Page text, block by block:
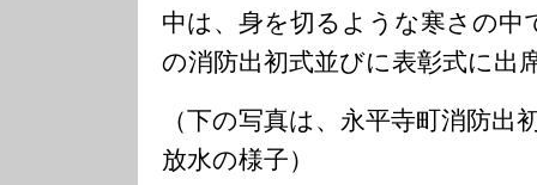
中は、身を切るような寒さの中
の消防出初式並びに表彰式に出
（下の写真は、永平寺町消防出
放水の様子）